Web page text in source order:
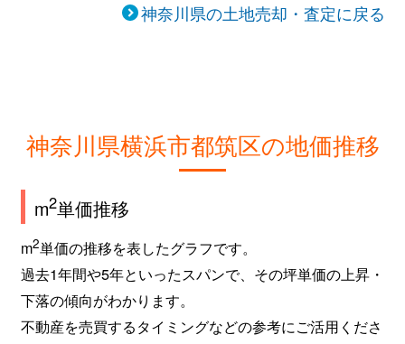
神奈川県の土地売却・査定に戻る
神奈川県横浜市都筑区の地価推移
m2単価推移
m2単価の推移を表したグラフです。
過去1年間や5年といったスパンで、その坪単価の上昇・
下落の傾向がわかります。
不動産を売買するタイミングなどの参考にご活用くださ